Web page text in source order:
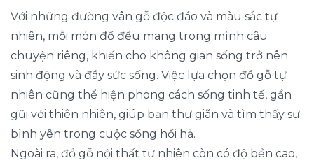
Với những đường vân gỗ độc đáo và màu sắc tự
nhiên, mỗi món đồ đều mang trong mình câu
chuyện riêng, khiến cho không gian sống trở nên
sinh động và đầy sức sống. Việc lựa chọn đồ gỗ tự
nhiên cũng thể hiện phong cách sống tinh tế, gần
gũi với thiên nhiên, giúp bạn thư giãn và tìm thấy sự
bình yên trong cuộc sống hối hả.
Ngoài ra, đồ gỗ nội thất tự nhiên còn có độ bền cao,